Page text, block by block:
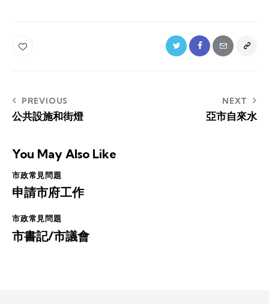
Post
navigation
PREVIOUS
公共設施和街燈
NEXT
亞市自來水
You May Also Like
市政常見問題
申請市府工作
市政常見問題
市書記/市議會